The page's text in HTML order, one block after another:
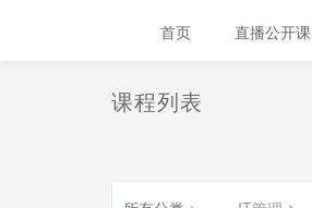
首页 直播公开课
课程列表